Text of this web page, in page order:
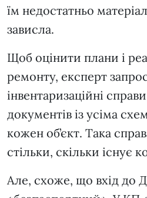
їм недостатньо
зависла.
Щоб оцінити плани і
ремонту, експерт
інвентаризаційні
документів із усіма
кожен об’єкт. Така
стільки, скільки існує
Але, схоже, що вхід до